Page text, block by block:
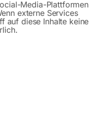
Zählwerk
Media-Plattformen
externe Services
auf diese Inhalte keine